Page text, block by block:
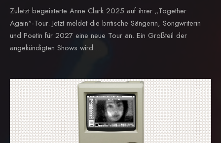
Zuletzt begeisterte Anne Clark 2025 auf ihrer „Together
Again“-Tour. Jetzt meldet die britische Sängerin, Songwriterin
und Poetin für 2027 eine neue Tour an. Ein Großteil der
angekündigten Shows wird ...